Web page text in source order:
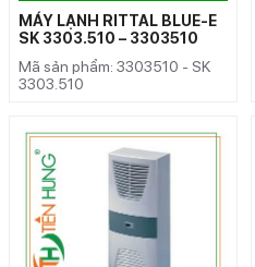
MÁY LẠNH RITTAL BLUE-E
SK 3303.510 – 3303510
Mã sản phẩm: 3303510 - SK
3303.510